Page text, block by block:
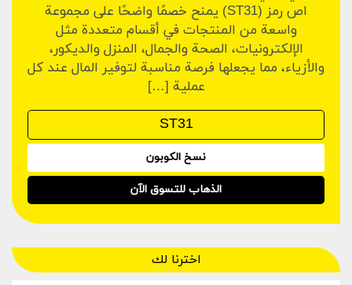
اص رمز (ST31) يمنح خصمًا واضحًا على مجموعة
واسعة من المنتجات في أقسام متعددة مثل
الإلكترونيات، الصحة والجمال، المنزل والديكور،
والأزياء، مما يجعلها فرصة مناسبة لتوفير المال عند كل
عملية […]
نسخ الكوبون
الذهاب للتسوق الآن
اخترنا لك